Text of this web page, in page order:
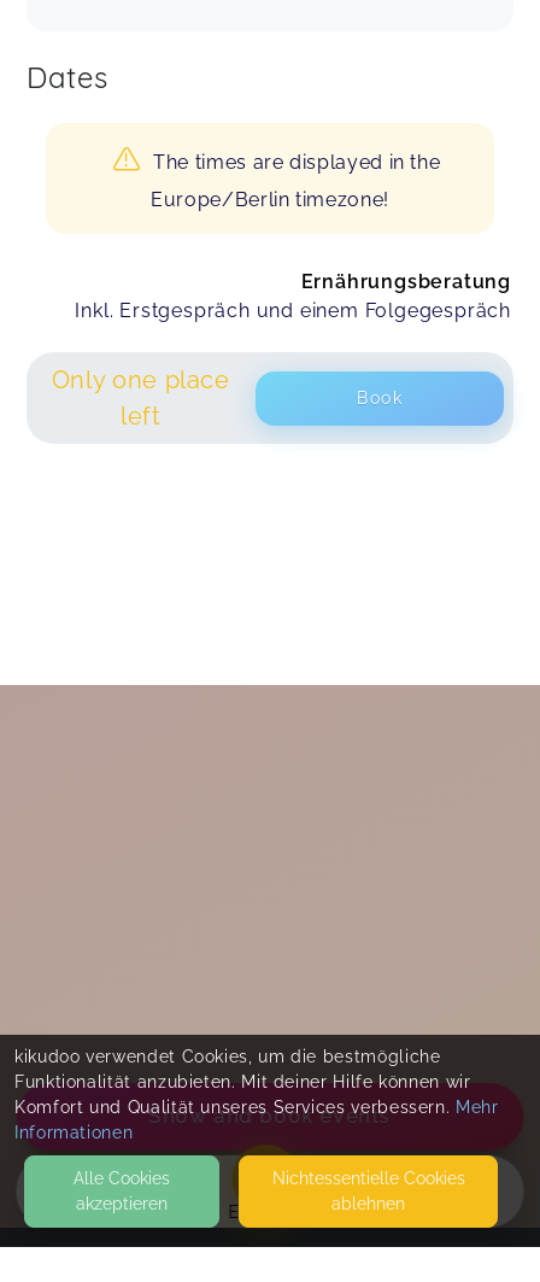
EVENTS
Dates
The times are displayed in the
Europe/Berlin timezone!
Ernährungsberatung
Inkl. Erstgespräch und einem Folgegespräch
Only one place
left
Book
Show and book events
kikudoo verwendet Cookies, um die bestmögliche
Funktionalität anzubieten. Mit deiner Hilfe können wir
Komfort und Qualität unseres Services verbessern. Mehr
Informationen
Alle Cookies
akzeptieren
Nicht­essentielle Cookies
ablehnen